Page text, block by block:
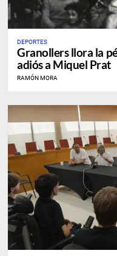
DEPORTES
Granollers llora la
adiós a Miquel Prat
RAMÓN MORA